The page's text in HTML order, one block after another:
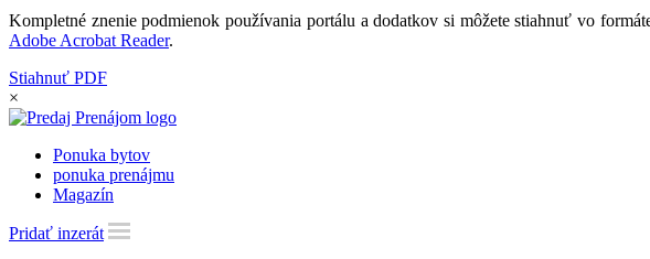
Kompletné znenie podmienok používania portálu a dodatkov si môžete stiahnuť vo
Adobe Acrobat Reader.
Stiahnuť PDF
×
Ponuka bytov
ponuka prenájmu
Magazín
Pridať inzerát